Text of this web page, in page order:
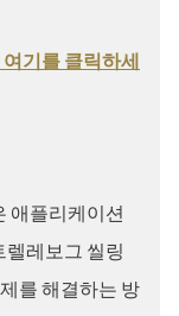
기를 클릭하세
애플리케이션
렐레보그 씰링
를 해결하는 방